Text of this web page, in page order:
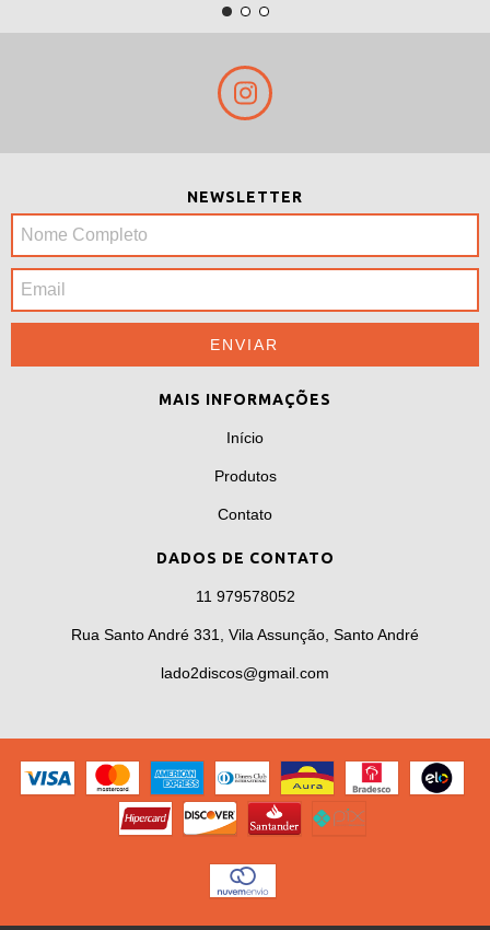
NEWSLETTER
MAIS INFORMAÇÕES
Início
Produtos
Contato
DADOS DE CONTATO
11 979578052
Rua Santo André 331, Vila Assunção, Santo André
lado2discos@gmail.com